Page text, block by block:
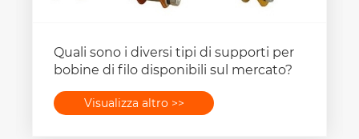
Quali sono i diversi tipi di supporti per
bobine di filo disponibili sul mercato?
Visualizza altro >>